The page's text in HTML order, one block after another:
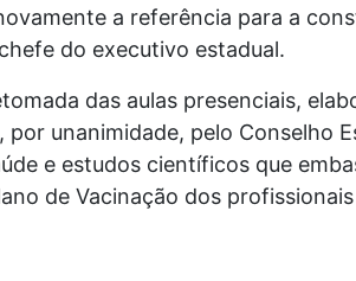
a referência para a
do executivo estadual.
das aulas presenciais,
unanimidade, pelo Conselho
e estudos científicos que
de Vacinação dos